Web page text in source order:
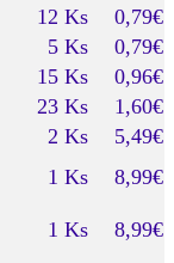
12 Ks
0,79€
5 Ks
0,79€
15 Ks
0,96€
23 Ks
1,60€
2 Ks
5,49€
1 Ks
8,99€
1 Ks
8,99€